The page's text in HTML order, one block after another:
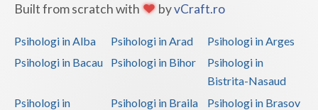
Built from scratch with byvCraft.ro
Psihologi in Alba Psihologi in Arad
Psihologi in Arges
Psihologi in Bacau
Psihologi in Bihor
Psihologi in
Bistrita-Nasaud
Psihologi in
Psihologi in Braila
Psihologi in Brasov